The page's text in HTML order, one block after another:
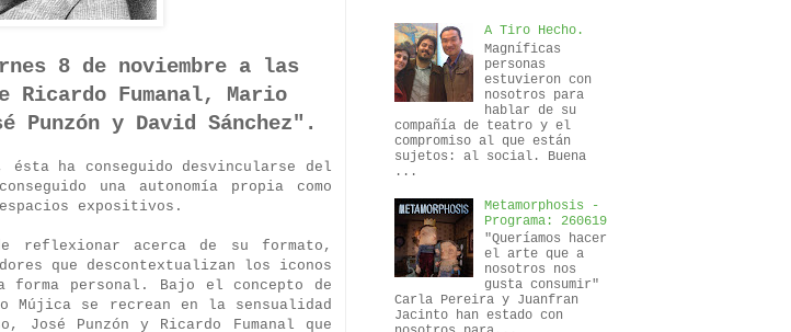
8 de noviembre a las
Ricardo Fumanal, Mario
y David Sánchez".
ha conseguido desvincularse del
una autonomía propia como
expositivos.
reflexionar acerca de su formato,
que descontextualizan los iconos
personal. Bajo el concepto de
Mújica se recrean en la sensualidad
Punzón y Ricardo Fumanal que
A Tiro Hecho.
Magníficas
personas
estuvieron con
nosotros para
hablar de su
compañía de teatro y el
compromiso al que están
sujetos: al social. Buena
...
Metamorphosis -
Programa: 260619
"Queríamos hacer
el arte que a
nosotros nos
gusta consumir"
Carla Pereira y Juanfran
Jacinto han estado con